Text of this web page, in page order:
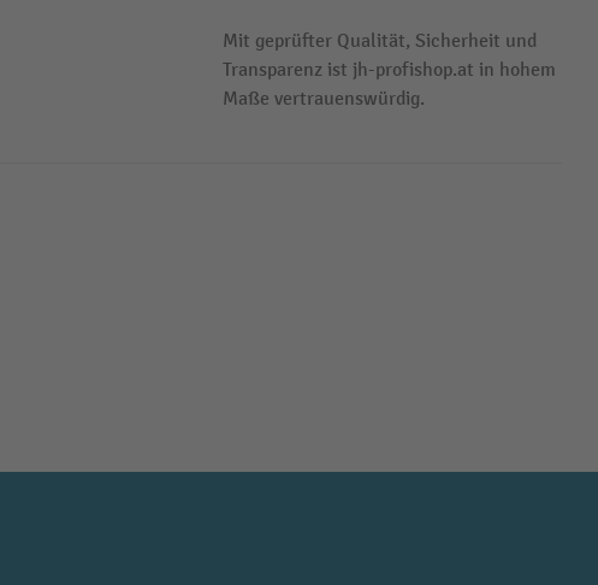
Mit geprüfter Qualität, Sicherheit und
Transparenz ist jh-profishop.at in hohem
Maße vertrauenswürdig.